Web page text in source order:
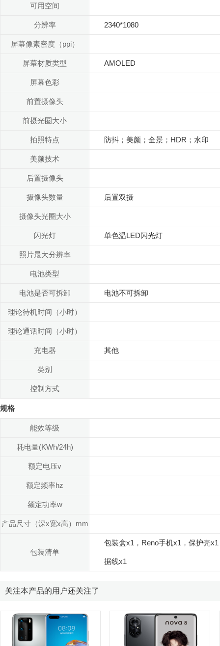
可用空间
分辨率 2340*1080
屏幕像素密度（ppi）
屏幕材质类型 AMOLED
屏幕色彩
前置摄像头
前摄光圈大小
拍照特点 防抖；美颜；全景；HDR；水印
美颜技术
后置摄像头
摄像头数量 后置双摄
摄像头光圈大小
闪光灯 单色温LED闪光灯
照片最大分辨率
电池类型
电池是否可拆卸 电池不可拆卸
理论待机时间（小时）
理论通话时间（小时）
充电器 其他
类别
控制方式
规格
能效等级
耗电量(KWh/24h)
额定电压v
额定频率hz
额定功率w
产品尺寸（深x宽x高）mm
包装清单
包装盒x1，Reno手机x1，保护壳
据线x1
关注本产品的用户还关注了